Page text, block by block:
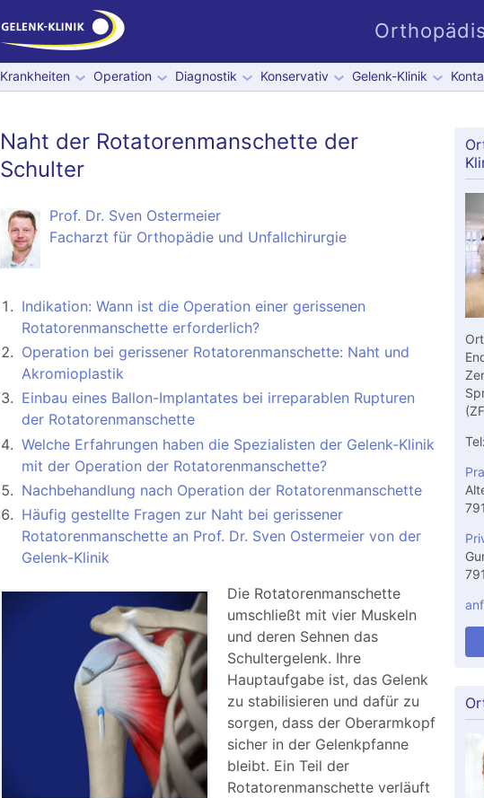
Krankheiten Operation Diagnostik Konservativ Gelenk-Klinik
Naht der Rotatorenmanschette der
Schulter
Prof. Dr. Sven Ostermeier
Facharzt für Orthopädie und Unfallchirurgie
Indikation: Wann ist die Operation einer gerissenen
Rotatorenmanschette erforderlich?
Operation bei gerissener Rotatorenmanschette: Naht und
Akromioplastik
Einbau eines Ballon-Implantates bei irreparablen Rupturen
der Rotatorenmanschette
Welche Erfahrungen haben die Spezialisten der Gelenk-Klinik
mit der Operation der Rotatorenmanschette?
Nachbehandlung nach Operation der Rotatorenmanschette
Häufig gestellte Fragen zur Naht bei gerissener
Rotatorenmanschette an Prof. Dr. Sven Ostermeier von der
Gelenk-Klinik
Die Rotatorenmanschette
umschließt mit vier Muskeln
und deren Sehnen das
Schultergelenk. Ihre
Hauptaufgabe ist, das Gelenk
zu stabilisieren und dafür zu
sorgen, dass der Oberarmkopf
sicher in der Gelenkpfanne
bleibt. Ein Teil der
Rotatorenmanschette verläuft
Tel: